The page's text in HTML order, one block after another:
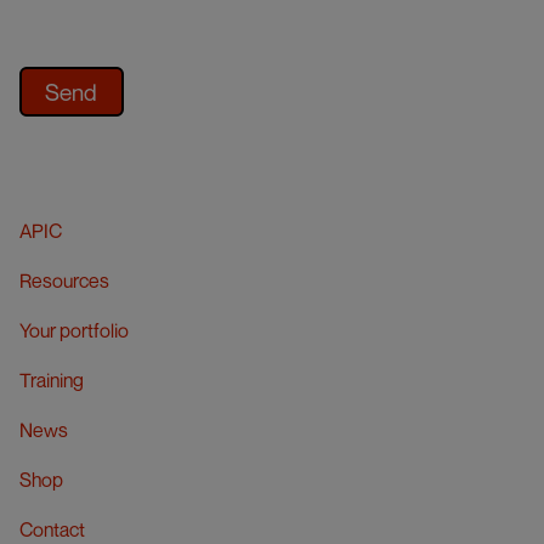
APIC
Resources
Your portfolio
Training
News
Shop
Contact